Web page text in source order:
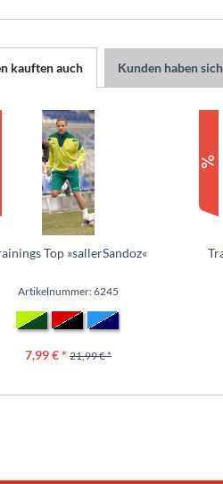
kauften auch Kunden haben
Top »sallerSandoz«
Artikelnummer: 6245
7,99 € * 21,99 € *